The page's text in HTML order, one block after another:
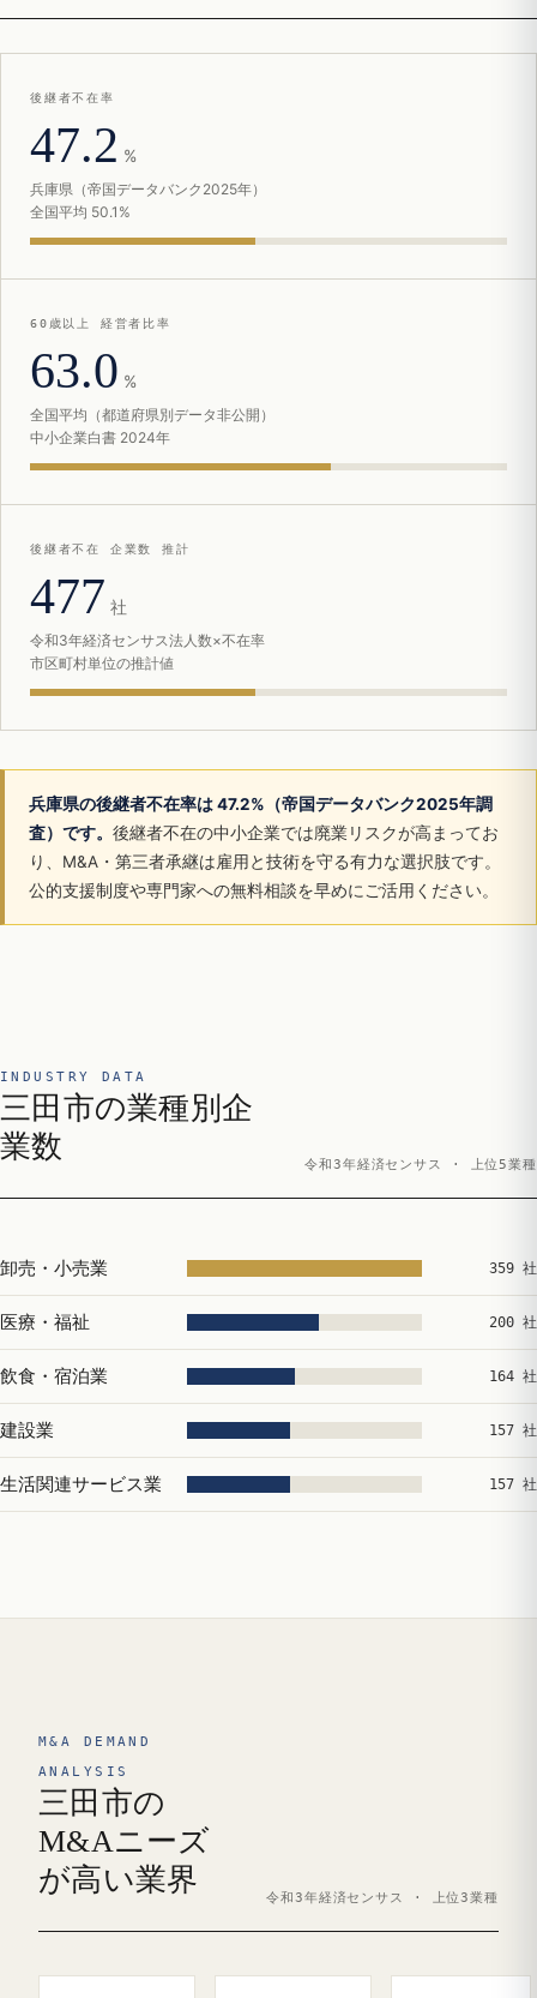
後継者不在率
47.2 %
兵庫県（帝国データバンク2025年）
全国平均 50.1%
60歳以上 経営者比率
63.0 %
全国平均（都道府県別データ非公開）
中小企業白書 2024年
後継者不在 企業数 推計
477 社
令和3年経済センサス法人数×不在率
市区町村単位の推計値
兵庫県の後継者不在率は 47.2%（帝国データバンク2025年調
査）です。 後継者不在の中小企業では廃業リスクが高まってお
り、M&A・第三者承継は雇用と技術を守る有力な選択肢です。
公的支援制度や専門家への無料相談を早めにご活用ください。
INDUSTRY DATA
三田市の業種別企
業数
令和3年経済センサス · 上位5業種
卸売・小売業 359 社
医療・福祉 200 社
飲食・宿泊業 164 社
建設業 157 社
生活関連サービス業 157 社
M&A DEMAND
ANALYSIS
三田市の
M&Aニーズ
が高い業界
令和3年経済センサス · 上位3業種